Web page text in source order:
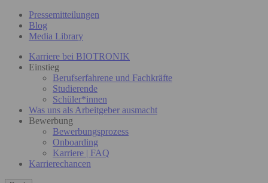
Pressemitteilungen
Blog
Media Library
Karriere bei BIOTRONIK
Einstieg
Berufserfahrene und Fachkräfte
Studierende
Schüler*innen
Was uns als Arbeitgeber ausmacht
Bewerbung
Bewerbungsprozess
Onboarding
Karriere | FAQ
Karrierechancen